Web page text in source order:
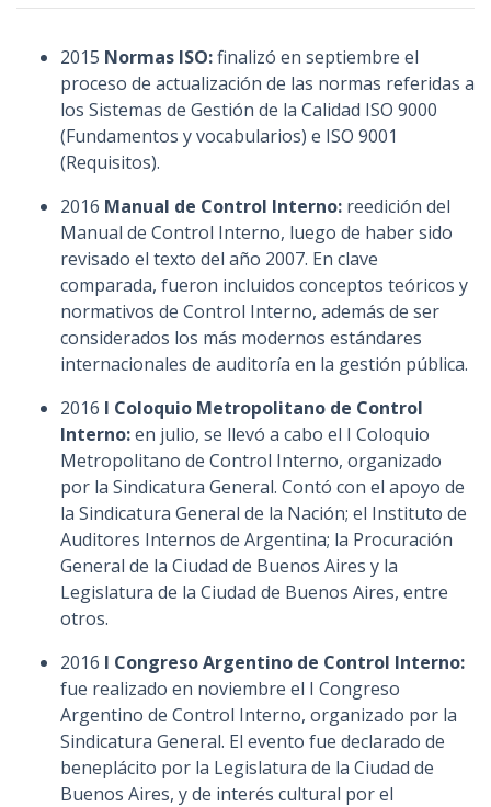
2015 Normas ISO:finalizó en septiembre el
proceso de actualización de las normas referidas a
los Sistemas de Gestión de la Calidad ISO 9000
(Fundamentos y vocabularios) e ISO 9001
(Requisitos).
2016 Manual de Control Interno: reedición del
Manual de Control Interno, luego de haber sido
revisado el texto del año 2007. En clave
comparada, fueron incluidos conceptos teóricos y
normativos de Control Interno, además de ser
considerados los más modernos estándares
internacionales de auditoría en la gestión pública.
2016 I Coloquio Metropolitano de Control
Interno:en julio, se llevó a cabo el I Coloquio
Metropolitano de Control Interno, organizado
por la Sindicatura General. Contó con el apoyo de
la Sindicatura General de la Nación; el Instituto de
Auditores Internos de Argentina; la Procuración
General de la Ciudad de Buenos Aires y la
Legislatura de la Ciudad de Buenos Aires, entre
otros.
2016 I Congreso Argentino de Control Interno:
fue realizado en noviembre el I Congreso
Argentino de Control Interno, organizado por la
Sindicatura General. El evento fue declarado de
beneplácito por la Legislatura de la Ciudad de
Buenos Aires, y de interés cultural por el